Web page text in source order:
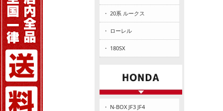
・ 20系 ルークス
・ ローレル
・ 180SX
・ N-BOX JF3 JF4